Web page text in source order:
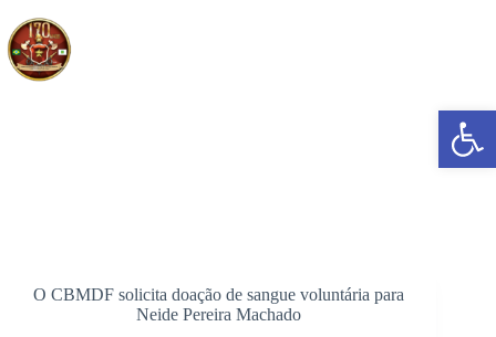
Abrir a barra de ferramentas
para
conteúdo
O CBMDF solicita doação de sangue voluntária para
Neide Pereira Machado